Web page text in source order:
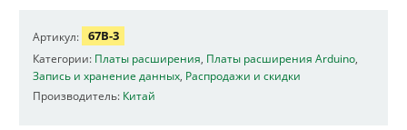
Артикул: 67B-3
Категории: Платы расширения Платы расширения Arduino
Запись и хранение данных Распродажи и скидки
Производитель: Китай